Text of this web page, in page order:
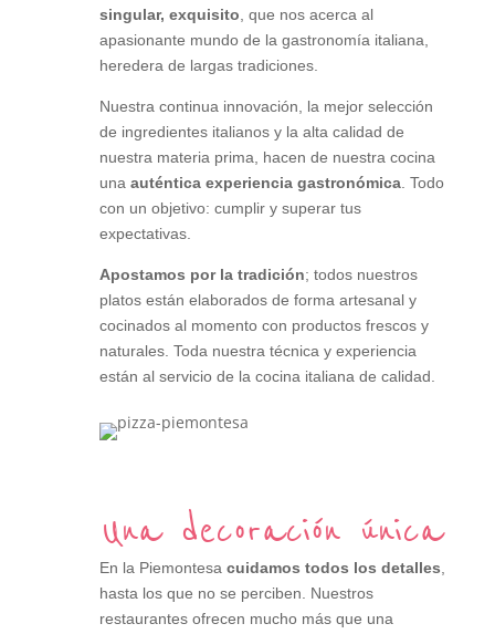
singular, exquisito , que nos acerca al
apasionante mundo de la gastronomía italiana,
heredera de largas tradiciones.
Nuestra continua innovación, la mejor selección
de ingredientes italianos y la alta calidad de
nuestra materia prima, hacen de nuestra cocina
una auténtica experiencia gastronómica. Todo
con un objetivo: cumplir y superar tus
expectativas.
Apostamos por la tradición; todos nuestros
platos están elaborados de forma artesanal y
cocinados al momento con productos frescos y
naturales. Toda nuestra técnica y experiencia
están al servicio de la cocina italiana de calidad.
Una decoración única
En la Piemontesa cuidamos todos los detalles
hasta los que no se perciben. Nuestros
restaurantes ofrecen mucho más que una